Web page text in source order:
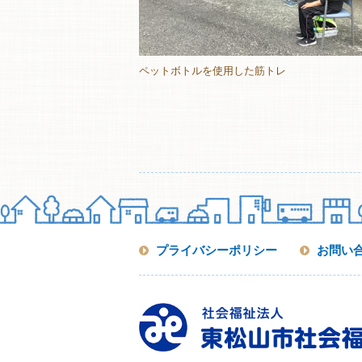
ペットボトルを使用した筋トレ
プライバシーポリシー お問い